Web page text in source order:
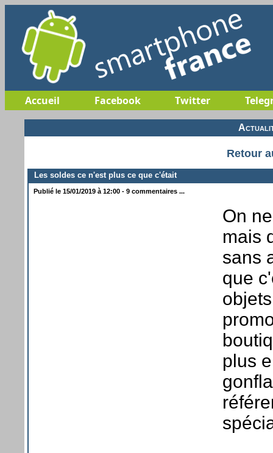
Accueil Facebook Twitter
Retour
Les soldes ce n'est plus ce que c'était
Publié le 15/01/2019 à 12:00 - 9 commentaires ...
On
mais
sans
que
plus